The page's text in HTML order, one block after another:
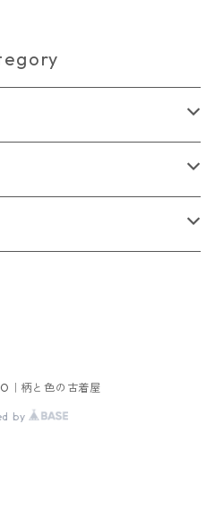
｜柄と色の古着屋
by